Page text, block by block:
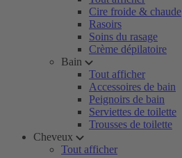
Cire froide & chaude
Rasoirs
Soins du rasage
Crème dépilatoire
Bain
Tout afficher
Accessoires de bain
Peignoirs de bain
Serviettes de toilette
Trousses de toilette
Cheveux
Tout afficher